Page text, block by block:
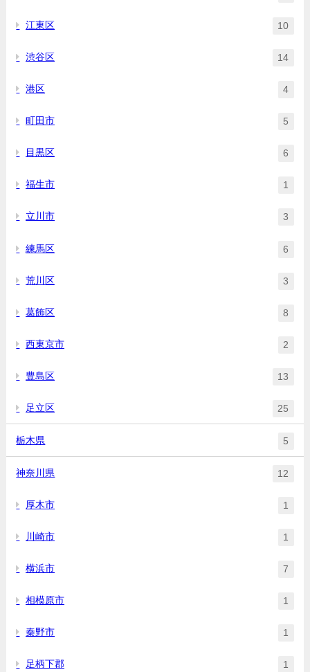
江東区 10
渋谷区 14
港区 4
町田市 5
目黒区 6
福生市 1
立川市 3
練馬区 6
荒川区 3
葛飾区 8
西東京市 2
豊島区 13
足立区 25
栃木県 5
神奈川県 12
厚木市 1
川崎市 1
横浜市 7
相模原市 1
秦野市 1
足柄下郡 1